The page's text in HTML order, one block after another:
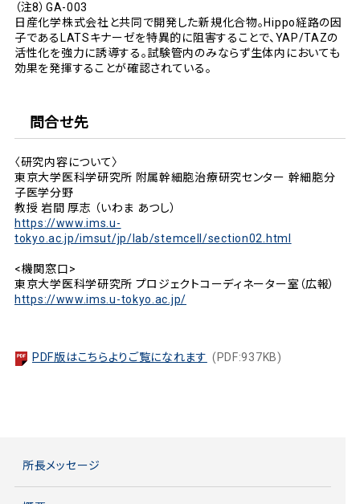
（注8）GA-003
日産化学株式会社と共同で開発した新規化合物。Hippo経路の因
子であるLATSキナーゼを特異的に阻害することで、YAP/TAZの
活性化を強力に誘導する。試験管内のみならず生体内においても
効果を発揮することが確認されている。
問合せ先
〈研究内容について〉
東京大学医科学研究所 附属幹細胞治療研究センター 幹細胞分
子医学分野
教授 岩間 厚志 （いわま あつし）
https://www.ims.u-
tokyo.ac.jp/imsut/jp/lab/stemcell/section02.html
<機関窓口>
東京大学医科学研究所 プロジェクトコーディネーター室（広報）
https://www.ims.u-tokyo.ac.jp/
PDF版はこちらよりご覧になれます (PDF:937KB)
所長メッセージ